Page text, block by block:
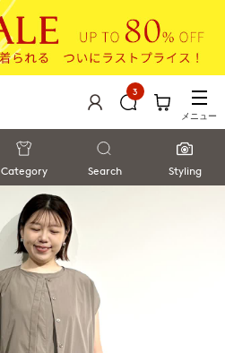
3
メニュー
Category Search Styling